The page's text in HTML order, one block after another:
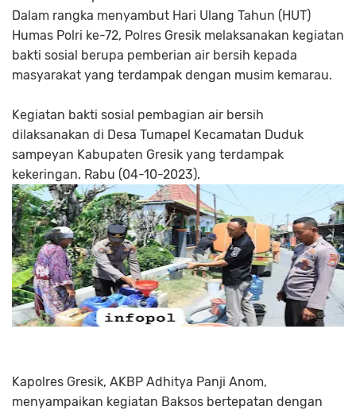
Dalam rangka menyambut Hari Ulang Tahun (HUT)
Humas Polri ke-72, Polres Gresik melaksanakan kegiatan
bakti sosial berupa pemberian air bersih kepada
masyarakat yang terdampak dengan musim kemarau.
Kegiatan bakti sosial pembagian air bersih
dilaksanakan di Desa Tumapel Kecamatan Duduk
sampeyan Kabupaten Gresik yang terdampak
kekeringan. Rabu (04-10-2023).
Kapolres Gresik, AKBP Adhitya Panji Anom,
menyampaikan kegiatan Baksos bertepatan dengan